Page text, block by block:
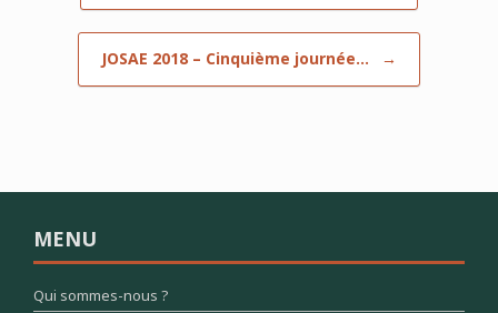
JOSAE 2018 – Cinquième journée… →
MENU
Qui sommes-nous ?